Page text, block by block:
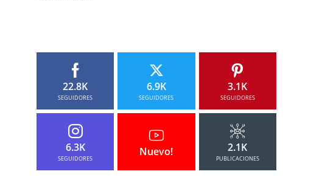
22.8K
SEGUIDORES
6.9K
SEGUIDORES
3.1K
SEGUIDORES
6.3K
SEGUIDORES
Nuevo! 2.1K
PUBLICACIONES